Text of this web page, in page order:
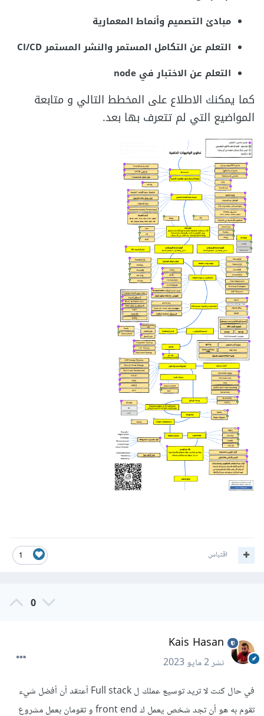
مبادئ التصميم وأنماط المعمارية
التعلم عن التكامل المستمر والنشر المستمر CI/CD
التعلم عن الاختبار في node
كما يمكنك الاطلاع على المخطط التالي و متابعة
المواضيع التي لم تتعرف بها بعد.
1 اقتباس
0
Kais Hasan
نشر2 مايو 2023
في حال كنت لا تريد توسيع عملك ل Full stack أعتقد أن أفضل شيء
تقوم به هو أن تجد شخص يعمل ك front end و تقومان بعمل مشروع